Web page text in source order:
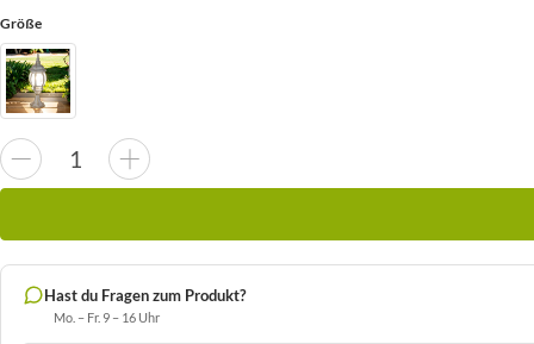
Größe
Hast du Fragen zum Produkt?
Mo. – Fr. 9 – 16 Uhr